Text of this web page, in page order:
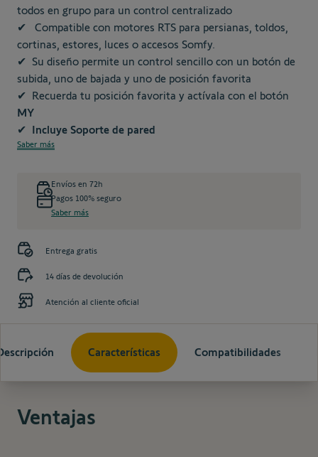
todos en grupo para un control centralizado
✔ Compatible con motores RTS para persianas, toldos,
cortinas, estores, luces o accesos Somfy.
✔ Su diseño permite un control sencillo con un botón de
subida, uno de bajada y uno de posición favorita
✔ Recuerda tu posición favorita y actívala con el botón
MY
✔ Incluye Soporte de pared
Saber más
Envíos en 72h
Pagos 100% seguro
Saber más
Entrega gratis
14 días de devolución
Atención al cliente oficial
Características Compatibilidades
Ventajas